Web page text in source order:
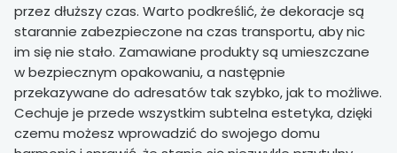
przez dłuższy czas. Warto podkreślić, że dekoracje są
starannie zabezpieczone na czas transportu, aby nic
im się nie stało. Zamawiane produkty są umieszczane
w bezpiecznym opakowaniu, a następnie
przekazywane do adresatów tak szybko, jak to możliwe.
Cechuje je przede wszystkim subtelna estetyka, dzięki
czemu możesz wprowadzić do swojego domu